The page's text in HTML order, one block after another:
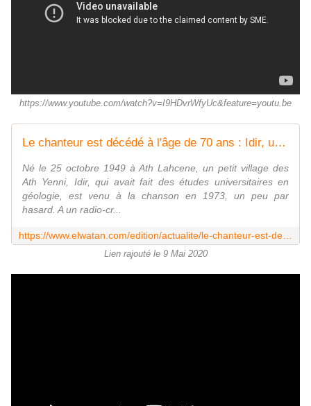
https://www.youtube.com/watch?v=I9HDvrWfyUc&feature=youtu.be
Le chanteur est décédé à l'âge de 70 ans : Idir, une voix éternelle | El Watan
Né le 25 octobre 1949 à Ath Lahcene, un petit village des
Ath Yenni, Idir, qui avait fait des études universitaires en
géologie, est venu à la chanson en 1973, un peu par
hasard. A un radio-cr...
Lien rajouté le 9 Mai 2020